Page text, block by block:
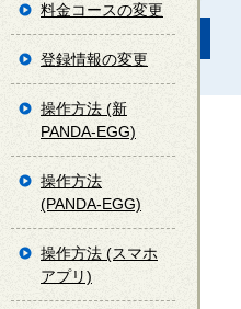
料金コースの変更
登録情報の変更
操作方法 (新
PANDA-EGG)
操作方法
(PANDA-EGG)
操作方法 (スマホ
アプリ)